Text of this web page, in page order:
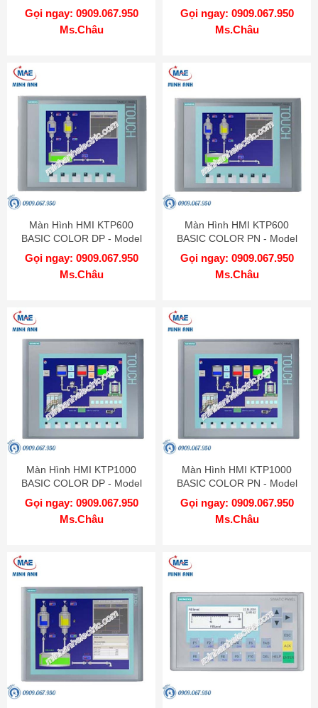
6AV6647-0AA11-3AX0
Gọi ngay: 0909.067.950
Ms.Châu
6AV6647-0AB11-3AX0
Gọi ngay: 0909.067.950
Ms.Châu
Màn Hình HMI KTP600
BASIC COLOR DP - Model
6AV6647-0AC11-3AX0
Gọi ngay: 0909.067.950
Ms.Châu
Màn Hình HMI KTP600
BASIC COLOR PN - Model
6AV6647-0AD11-3AX0
Gọi ngay: 0909.067.950
Ms.Châu
Màn Hình HMI KTP1000
BASIC COLOR DP - Model
6AV6647-0AE11-3AX0
Gọi ngay: 0909.067.950
Ms.Châu
Màn Hình HMI KTP1000
BASIC COLOR PN - Model
6AV6647-0AF11-3AX0
Gọi ngay: 0909.067.950
Ms.Châu